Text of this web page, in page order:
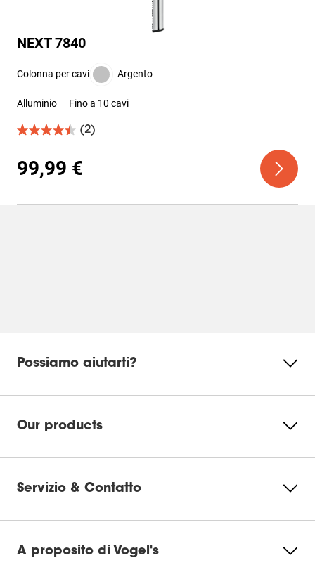
NEXT 7840
Colonna per cavi Argento
Alluminio Fino a 10 cavi
(2)
4.5
5
stelle.
recensioni
99,99 €
Possiamo aiutarti?
Our products
Servizio & Contatto
A proposito di Vogel's